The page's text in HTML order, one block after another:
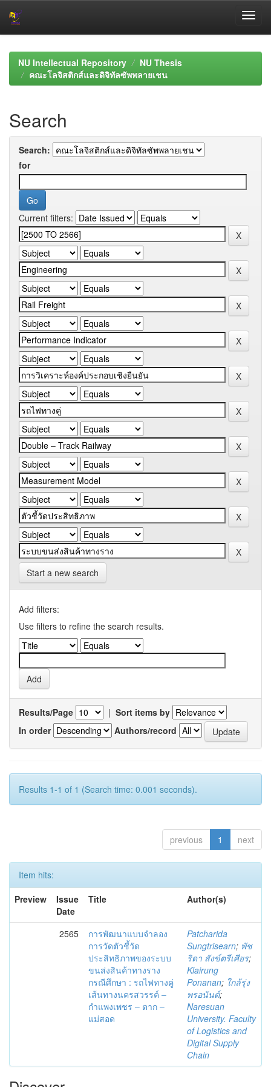
navigationNU Intellectual Repository
NU Thesis
คณะโลจิสติกส์และดิจิทัลซัพพลายเชน
Search
Search:
for
Current filters:
Start a new search
Add filters:
Use filters to refine the search results.
Results/Page | Sort items by
In order
Authors/record
Results 1-1 of 1 (Search time: 0.001 seconds).
previous 1 next
Item hits:
Preview
Issue
Date
Title Author(s)
2565
การพัฒนาแบบจำลอง
การวัดตัวชี้วัด
ประสิทธิภาพของระบบ
ขนส่งสินค้าทางราง
กรณีศึกษา : รถไฟทางคู่
เส้นทางนครสวรรค์ –
กำแพงเพชร – ตาก –
แม่สอด
Patcharida
Sungtrisearn; พัช
ริดา สังข์ตรีเศียร;
Klairung
Ponanan; ใกล้รุ่ง
พรอนันต์;
Naresuan
University. Faculty
of Logistics and
Digital Supply
Chain